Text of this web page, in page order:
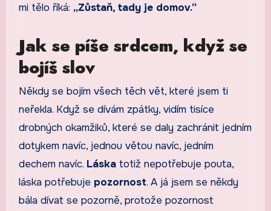
mi tělo říká: „Zůstaň, tady je domov.“
Jak se píše srdcem, když se
bojíš slov
Někdy se bojím všech těch vět, které jsem ti
neřekla. Když se dívám zpátky, vidím tisíce
drobných okamžiků, které se daly zachránit jedním
dotykem navíc, jednou větou navíc, jedním
dechem navíc. Láskatotiž nepotřebuje pouta,
láska potřebuje pozornost. A já jsem se někdy
bála dívat se pozorně, protože pozornost